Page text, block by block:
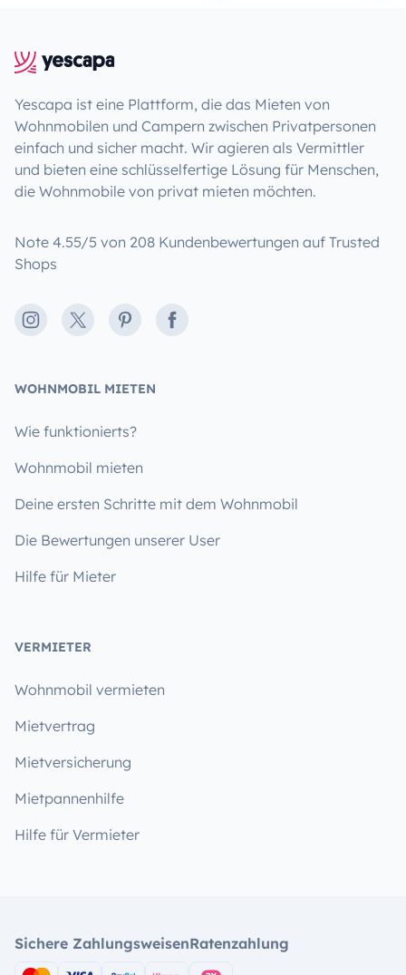
Yescapa ist eine Plattform, die das Mieten von
Wohnmobilen und Campern zwischen Privatpersonen
einfach und sicher macht. Wir agieren als Vermittler
und bieten eine schlüsselfertige Lösung für Menschen,
die Wohnmobile von privat mieten möchten.
Note 4.55/5 von 208 Kundenbewertungen auf Trusted
Shops
Instagram
X PinterestFacebook
WOHNMOBIL MIETEN
Wie funktionierts?
Wohnmobil mieten
Deine ersten Schritte mit dem Wohnmobil
Die Bewertungen unserer User
Hilfe für Mieter
VERMIETER
Wohnmobil vermieten
Mietvertrag
Mietversicherung
Mietpannenhilfe
Hilfe für Vermieter
Sichere ZahlungsweisenRatenzahlung